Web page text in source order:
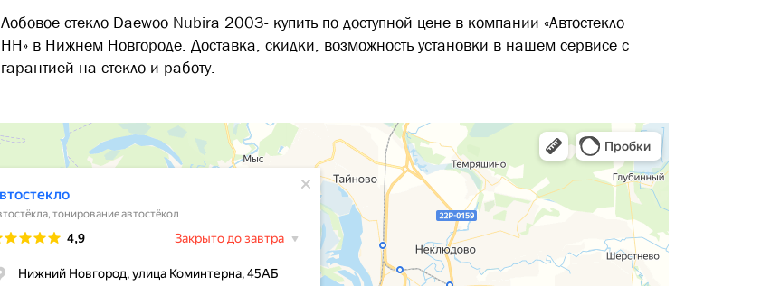
Лобовое стекло Daewoo Nubira 2003- купить по доступной цене в компании «Автостекло
НН» в Нижнем Новгороде. Доставка, скидки, возможность установки в нашем сервисе с
гарантией на стекло и работу.